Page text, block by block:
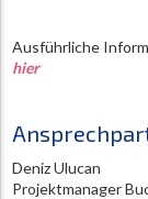
Ausführliche
hier
Deniz Ulucan
Projektmanager